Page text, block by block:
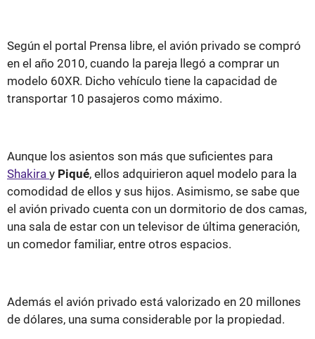
Según el portal Prensa libre, el avión privado se compró
en el año 2010, cuando la pareja llegó a comprar un
modelo 60XR. Dicho vehículo tiene la capacidad de
transportar 10 pasajeros como máximo.
Aunque los asientos son más que suficientes para
Shakira y Piqué, ellos adquirieron aquel modelo para la
comodidad de ellos y sus hijos. Asimismo, se sabe que
el avión privado cuenta con un dormitorio de dos camas,
una sala de estar con un televisor de última generación,
un comedor familiar, entre otros espacios.
Además el avión privado está valorizado en 20 millones
de dólares, una suma considerable por la propiedad.